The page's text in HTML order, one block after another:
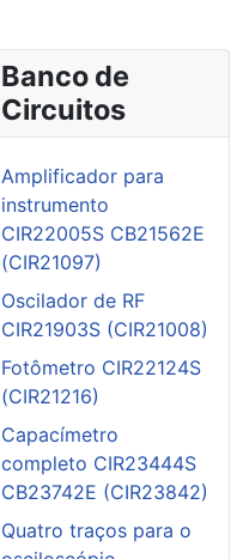
Banco de
Circuitos
Amplificador para
instrumento
CIR22005S CB21562E
(CIR21097)
Oscilador de RF
CIR21903S (CIR21008)
Fotômetro CIR22124S
(CIR21216)
Capacímetro
completo CIR23444S
CB23742E (CIR23842)
Quatro traços para o